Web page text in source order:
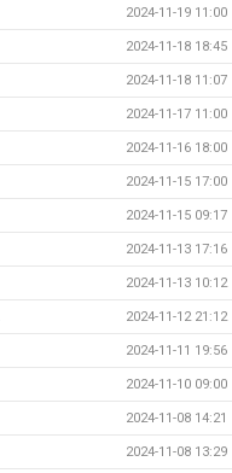
2024-11-19 11:00
2024-11-18 18:45
2024-11-18 11:07
2024-11-17 11:00
2024-11-16 18:00
2024-11-15 17:00
2024-11-15 09:17
2024-11-13 17:16
2024-11-13 10:12
2024-11-12 21:12
2024-11-11 19:56
2024-11-10 09:00
2024-11-08 14:21
2024-11-08 13:29